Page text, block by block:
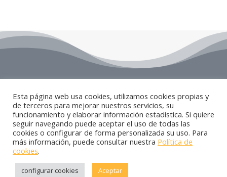
Enlaces de interes
Ayuntamiento
Diseñado porAsesores Internet
Esta página web usa cookies, utilizamos cookies propias y
de terceros para mejorar nuestros servicios, su
funcionamiento y elaborar información estadística. Si quiere
seguir navegando puede aceptar el uso de todas las
cookies o configurar de forma personalizada su uso. Para
más información, puede consultar nuestra Política de
cookies.
configurar cookies Aceptar